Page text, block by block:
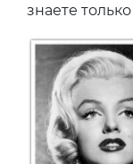
знаете